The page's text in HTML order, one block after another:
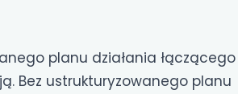
planu działania łączącego
Bez ustrukturyzowanego planu